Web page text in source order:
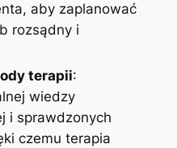
aby zaplanować
rozsądny i
terapii:
wiedzy
i sprawdzonych
czemu terapia